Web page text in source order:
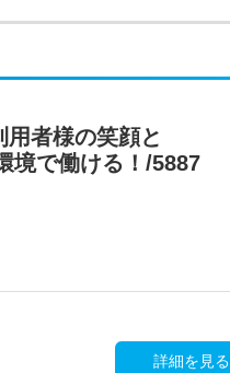
者様の笑顔と
境で働ける！/5887
詳細を見る